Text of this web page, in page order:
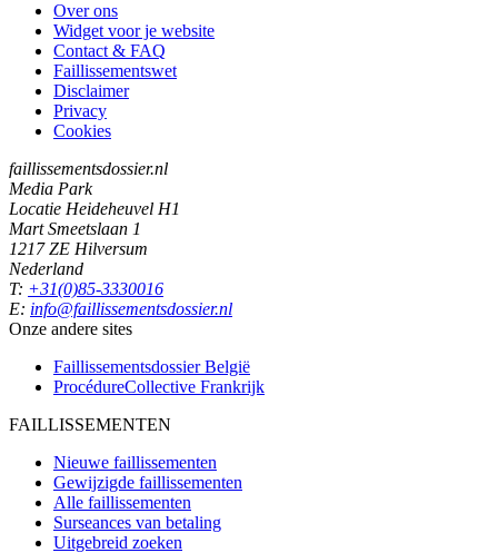
Over ons
Widget voor je website
Contact & FAQ
Faillissementswet
Disclaimer
Privacy
Cookies
faillissementsdossier.nl
Media Park
Locatie Heideheuvel H1
Mart Smeetslaan 1
1217 ZE Hilversum
Nederland
T: +31(0)85-3330016
E: info@faillissementsdossier.nl
Onze andere sites
Faillissementsdossier België
ProcédureCollective Frankrijk
FAILLISSEMENTEN
Nieuwe faillissementen
Gewijzigde faillissementen
Alle faillissementen
Surseances van betaling
Uitgebreid zoeken